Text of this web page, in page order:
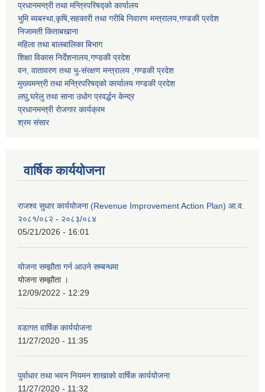
प्रधानमन्त्री तथा मन्त्रिपरिषद्को कार्यालय
भुमि ब्यबस्था,कृषि,सहकारी तथा गरीबि निवारण मन्त्रालय,गण्डकी प्रदेश
निजामती किताबखाना
महिला तथा बालबालिका बिभाग
शिक्षा विकास निर्देशनालय,गण्डकी प्रदेश
वन, वातावरण तथा भु-संरक्षण मन्त्रालय ,गण्डकी प्रदेश
मुख्यमन्त्री तथा मन्त्रिपरिषद्को कार्यालय गण्डकी प्रदेश
लघु,घरेलु तथा साना उधोग प्रवर्द्धन केन्द्र
प्रधानमन्त्री रोजगार कार्यक्रम
श्रम संसार
वार्षिक कार्ययोजना
राजश्व सुधार कार्ययोजना (Revenue Improvement Action Plan) आ.व.
२०८१/०८२ - २०८३/०८४
05/21/2026 - 16:01
योजना सम्झौता गर्न आउने सम्बन्धमा
योजना सम्झौता ।
12/09/2022 - 12:29
वडागत वार्षिक कार्ययोजना
11/27/2020 - 11:35
पुर्वाधार तथा भवन नियमन शाखाको वार्षिक कार्ययोजना
11/27/2020 - 11:32